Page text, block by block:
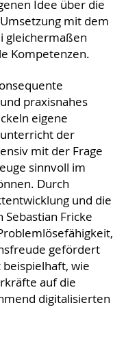
Idee über die
mit dem
gleichermaßen
Kompetenzen.
praxisnahes
eigene
der
mit der Frage
sinnvoll im
Durch
und die
Fricke
gefördert
wie
auf die
digitalisierten